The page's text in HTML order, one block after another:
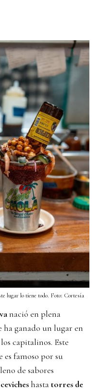
lugar lo tiene todo. Foto: Cortesía
nació en plena
ha ganado un lugar en
capitalinos. Este
es famoso por su
de sabores
cevicheshastatorres de